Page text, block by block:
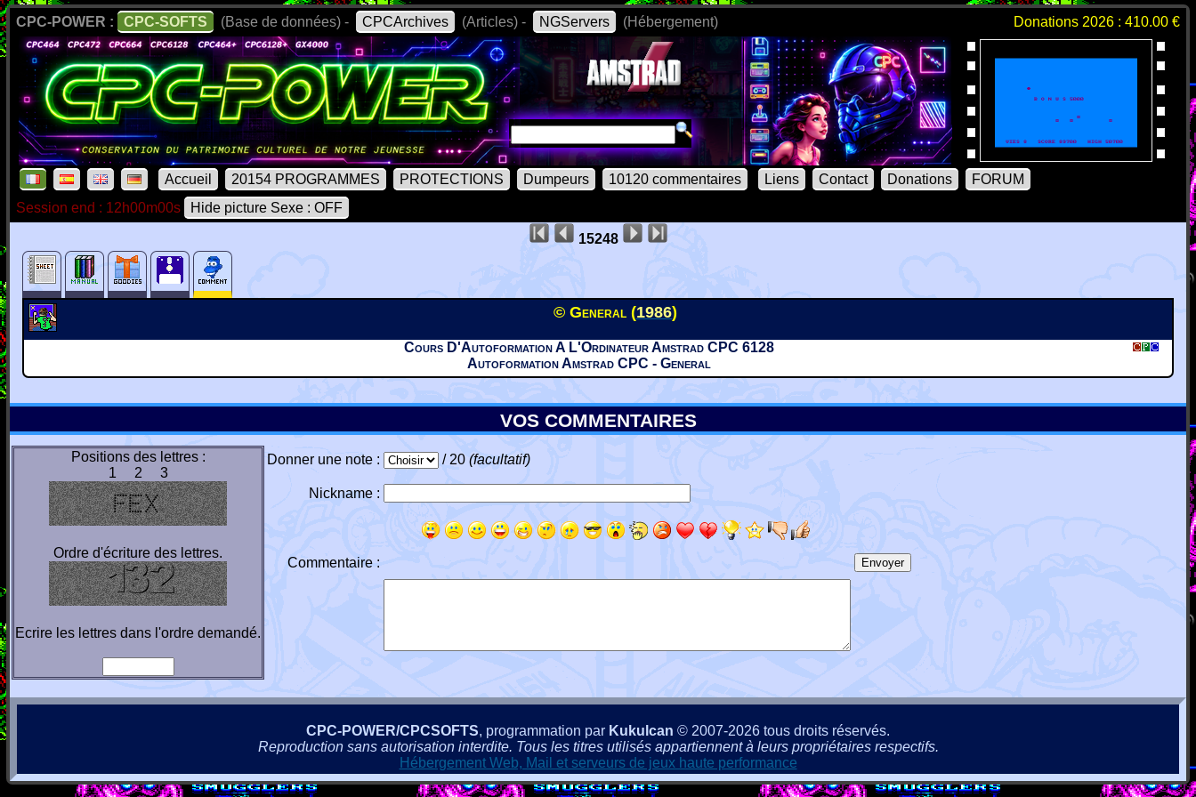
CPC-POWER : CPC-SOFTS (Base de données) - CPCArchives (Articles) - NGServers (Hébergement) Donations 2026 : 410.00 €
Accueil 20154 PROGRAMMES PROTECTIONS Dumpeurs 10120 commentaires Liens Contact Donations
FORUM
Session end : 12h00m00s
Hide picture Sexe : OFF
15248
© General (1986)
Cours D'Autoformation A L'Ordinateur Amstrad CPC 6128
Autoformation Amstrad CPC - General
VOS COMMENTAIRES
Positions des lettres :
1 2 3
Ordre d'écriture des lettres.
Ecrire les lettres dans l'ordre demandé.
Donner une note : / 20 (facultatif)
Nickname :
Commentaire :
CPC-POWER/CPCSOFTS, programmation par Kukulcan © 2007-2026 tous droits réservés.
Reproduction sans autorisation interdite. Tous les titres utilisés appartiennent à leurs propriétaires respectifs.
Hébergement Web, Mail et serveurs de jeux haute performance